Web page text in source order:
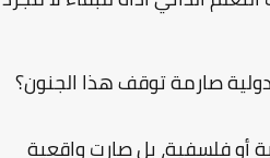
صارمة توقف هذا الجنون؟
فلسفية، بل صارت واقعية